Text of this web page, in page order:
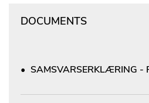
DOCUMENTS
SAMSVARSERKLÆRING -